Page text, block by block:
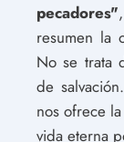
pecadores"
resumen la
No se trata
de
nos ofrece
vida eterna